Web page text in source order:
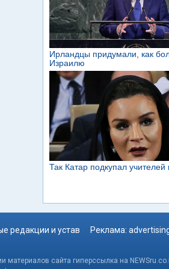
редакции и устав Реклама:
сайта гиперссылка на